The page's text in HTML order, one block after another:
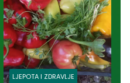
LJEPOTA I ZDRAVLJE